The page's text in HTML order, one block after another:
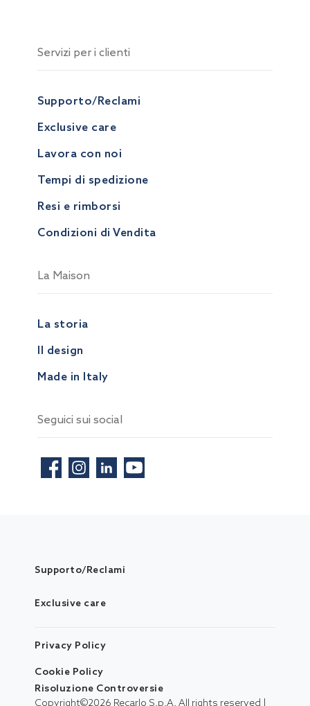
Servizi per i clienti
Supporto/Reclami
Exclusive care
Lavora con noi
Tempi di spedizione
Resi e rimborsi
Condizioni di Vendita
La Maison
La storia
Il design
Made in Italy
Seguici sui social
Supporto/Reclami
Exclusive care
Privacy Policy
Cookie Policy
Risoluzione Controversie
Copyright©2026 Recarlo S.p.A. All rights reserved |